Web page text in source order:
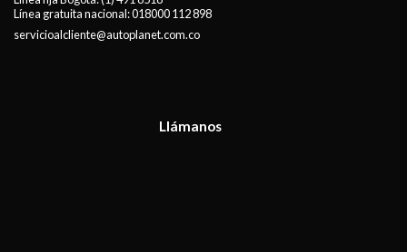
Línea gratuita nacional:018000 112 898
servicioalcliente@autoplanet.com.co
Llámanos